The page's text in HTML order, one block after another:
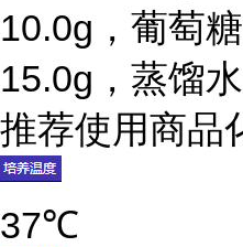
10.0g，葡萄
15.0g，蒸馏
推荐使用商品
37℃